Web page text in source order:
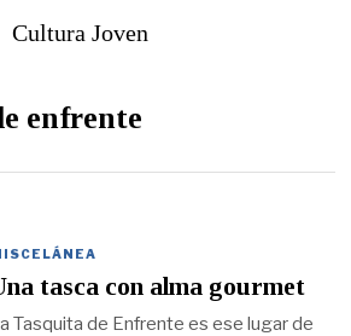
Cultura Joven
enfrente
tasca con alma gourmet
Tasquita de Enfrente es ese lugar de